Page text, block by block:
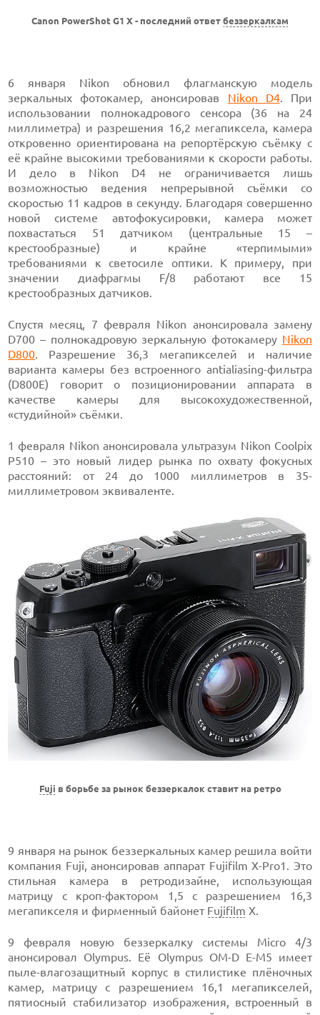
Canon PowerShot G1 X - последний ответ беззеркалкам
6 января Nikon обновил флагманскую модель
зеркальных фотокамер, анонсировав Nikon D4. При
использовании полнокадрового сенсора (36 на 24
миллиметра) и разрешения 16,2 мегапиксела, камера
откровенно ориентирована на репортёрскую съёмку с
её крайне высокими требованиями к скорости работы.
И дело в Nikon D4 не ограничивается лишь
возможностью ведения непрерывной съёмки со
скоростью 11 кадров в секунду. Благодаря совершенно
новой системе автофокусировки, камера может
похвастаться 51 датчиком (центральные 15 –
крестообразные) и крайне «терпимыми»
требованиями к светосиле оптики. К примеру, при
значении диафрагмы F/8 работают все 15
крестообразных датчиков.
Спустя месяц, 7 февраля Nikon анонсировала замену
D700 – полнокадровую зеркальную фотокамеру Nikon
D800. Разрешение 36,3 мегапикселей и наличие
варианта камеры без встроенного antialiasing-фильтра
(D800E) говорит о позиционировании аппарата в
качестве камеры для высокохудожественной,
«студийной» съёмки.
1 февраля Nikon анонсировала ультразум Nikon Coolpix
P510 – это новый лидер рынка по охвату фокусных
расстояний: от 24 до 1000 миллиметров в 35-
миллиметровом эквиваленте.
Fuji в борьбе за рынок беззеркалок ставит на ретро
9 января на рынок беззеркальных камер решила войти
компания Fuji, анонсировав аппарат Fujifilm X-Pro1. Это
стильная камера в ретродизайне, использующая
матрицу с кроп-фактором 1,5 с разрешением 16,3
мегапикселя и фирменный байонет Fujifilm X.
9 февраля новую беззеркалку системы Micro 4/3
анонсировал Olympus. Её Olympus OM-D E-M5 имеет
пыле-влагозащитный корпус в стилистике плёночных
камер, матрицу с разрешением 16,1 мегапикселей,
пятиосный стабилизатор изображения, встроенный в